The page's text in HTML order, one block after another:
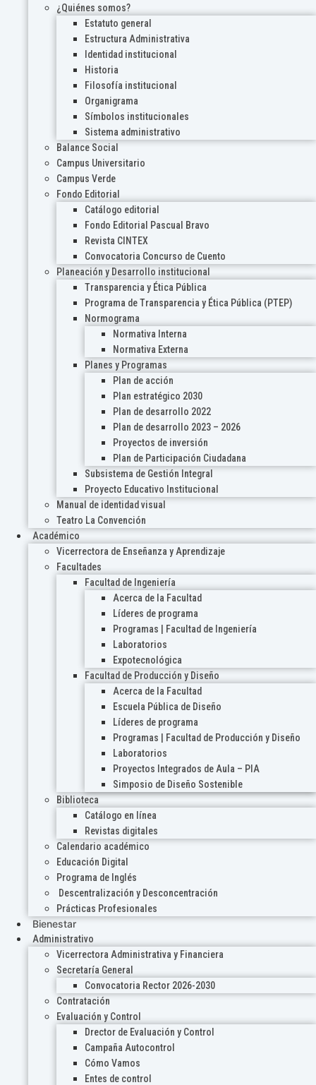
¿Quiénes somos?
Estatuto general
Estructura Administrativa
Identidad institucional
Historia
Filosofía institucional
Organigrama
Símbolos institucionales
Sistema administrativo
Balance Social
Campus Universitario
Campus Verde
Fondo Editorial
Catálogo editorial
Fondo Editorial Pascual Bravo
Revista CINTEX
Convocatoria Concurso de Cuento
Planeación y Desarrollo institucional
Transparencia y Ética Pública
Programa de Transparencia y Ética Pública (PTEP)
Normograma
Normativa Interna
Normativa Externa
Planes y Programas
Plan de acción
Plan estratégico 2030
Plan de desarrollo 2022
Plan de desarrollo 2023 – 2026
Proyectos de inversión
Plan de Participación Ciudadana
Subsistema de Gestión Integral
Proyecto Educativo Institucional
Manual de identidad visual
Teatro La Convención
Académico
Vicerrectora de Enseñanza y Aprendizaje
Facultades
Facultad de Ingeniería
Acerca de la Facultad
Líderes de programa
Programas | Facultad de Ingeniería
Laboratorios
Expotecnológica
Facultad de Producción y Diseño
Acerca de la Facultad
Escuela Pública de Diseño
Líderes de programa
Programas | Facultad de Producción y Diseño
Laboratorios
Proyectos Integrados de Aula – PIA
Simposio de Diseño Sostenible
Biblioteca
Catálogo en línea
Revistas digitales
Calendario académico
Educación Digital
Programa de Inglés
Descentralización y Desconcentración
Prácticas Profesionales
Bienestar
Administrativo
Vicerrectora Administrativa y Financiera
Secretaría General
Convocatoria Rector 2026-2030
Contratación
Evaluación y Control
Drector de Evaluación y Control
Campaña Autocontrol
Cómo Vamos
Entes de control